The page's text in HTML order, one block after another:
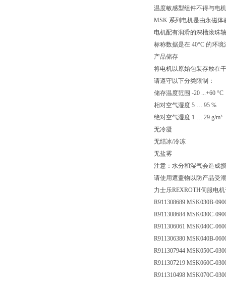
温度敏感型组件不得与电
MSK 系列电机是由永磁体
电机配有润滑的深槽滚珠
标称数据是在 40°C 的环
产品储存
将电机以原始包装存放在
请遵守以下分类限制：
储存温度范围 -20 ...+60 °C
相对空气湿度 5 … 95 %
绝对空气湿度 1 … 29 g/m³
无冷凝
无结冰/冷冻
无盐雾
注意：水分和湿气会造成
请使用遮盖物以防产品受
力士乐REXROTH伺服电
R911308689 MSK030B-
R911308684 MSK030C-
R911306061 MSK040C-
R911306380 MSK040B-
R911307944 MSK050C-
R911307219 MSK060C-
R911310498 MSK070C-